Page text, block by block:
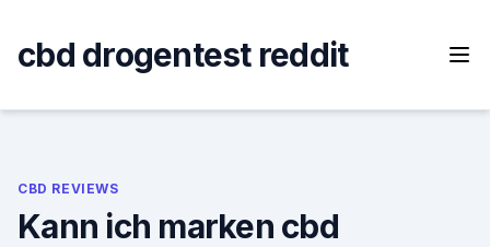
content
cbd drogentest reddit
CBD REVIEWS
Kann ich marken cbd